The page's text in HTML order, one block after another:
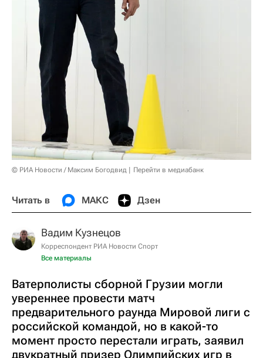
© РИА Новости / Максим Богодвид Перейти в медиабанк
Читать в МАКС Дзен
Вадим Кузнецов
Корреспондент РИА Новости Спорт
Все материалы
Ватерполисты сборной Грузии могли
увереннее провести матч
предварительного раунда Мировой лиги с
российской командой, но в какой-то
момент просто перестали играть, заявил
двукратный призер Олимпийских игр в